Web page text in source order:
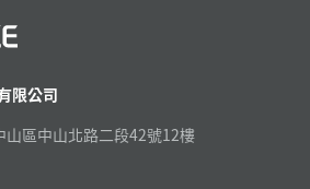
限公司
山區中山北路二段42號12樓